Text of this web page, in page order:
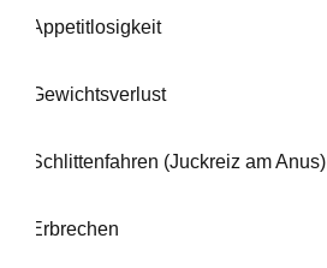
Appetitlosigkeit
Gewichtsverlust
Schlittenfahren (Juckreiz am Anus)
Erbrechen